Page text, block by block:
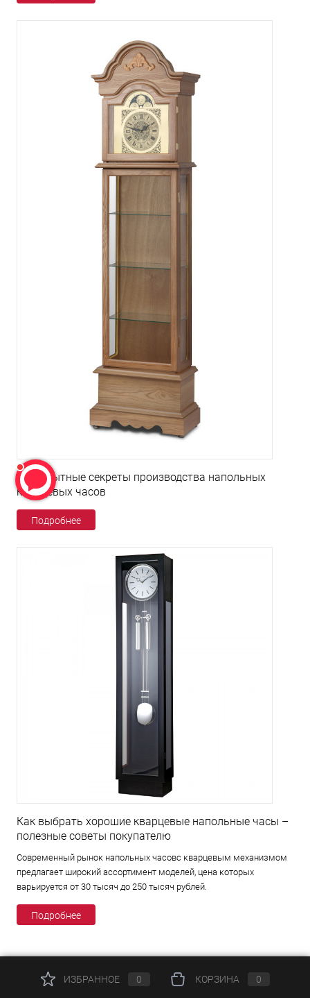
Любопытные секреты производства напольных
кварцевых часов
Подробнее
Как выбрать хорошие кварцевые напольные часы –
полезные советы покупателю
Современный рынок напольных часовс кварцевым механизмом
предлагает широкий ассортимент моделей, цена которых
варьируется от 30 тысяч до 250 тысяч рублей.
Подробнее
ИЗБРАННОЕ 0 КОРЗИНА 0